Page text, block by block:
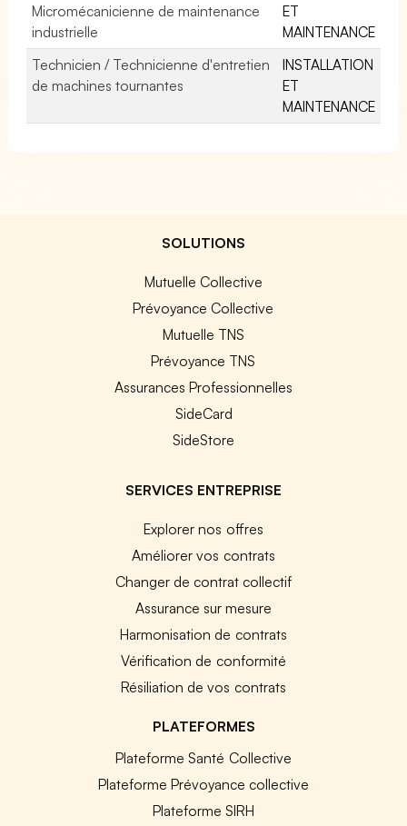
Micromécanicienne de maintenance
industrielle
ET
MAINTENANCE
Technicien / Technicienne d'entretien
de machines tournantes
INSTALLATION
ET
MAINTENANCE
SOLUTIONS
Mutuelle Collective
Prévoyance Collective
Mutuelle TNS
Prévoyance TNS
Assurances Professionnelles
SideCard
SideStore
SERVICES ENTREPRISE
Explorer nos offres
Améliorer vos contrats
Changer de contrat collectif
Assurance sur mesure
Harmonisation de contrats
Vérification de conformité
Résiliation de vos contrats
PLATEFORMES
Plateforme Santé Collective
Plateforme Prévoyance collective
Plateforme SIRH